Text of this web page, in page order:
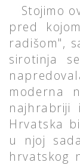
Stojimo
pred
radišom",
sirotinja
moderna
najhrabriji
Hrvatska
u njoj
hrvatskog